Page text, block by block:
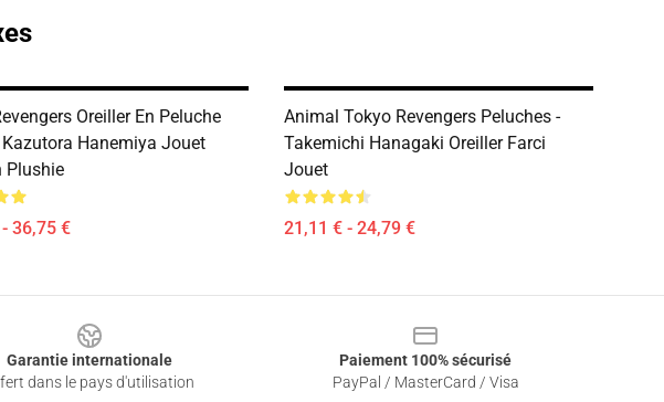
Oreiller En Peluche
Kazutora Hanemiya Jouet
Plushie
36,75 €
Animal Tokyo Revengers Peluches -
Takemichi Hanagaki Oreiller Farci
Jouet
21,11 € - 24,79 €
Garantie internationale
dans le pays d'utilisation
Paiement 100% sécurisé
PayPal / MasterCard / Visa